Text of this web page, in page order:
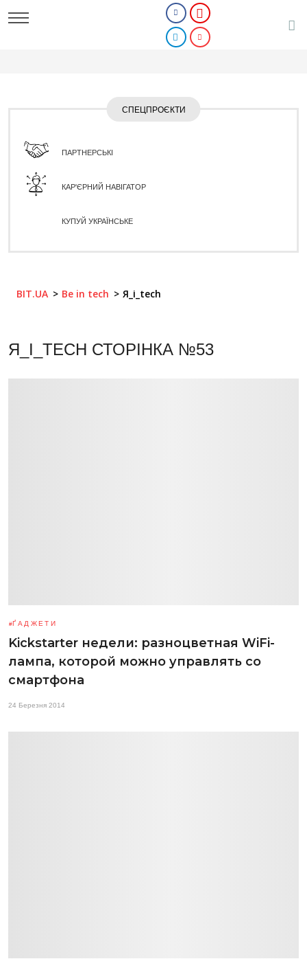
СПЕЦПРОЄКТИ
ПАРТНЕРСЬКІ
КАР'ЄРНИЙ НАВІГАТОР
КУПУЙ УКРАЇНСЬКЕ
BIT.UA Be in tech Я_і_tech
Я_І_TECH СТОРІНКА №53
ҐАДЖЕТИ
Kickstarter недели: разноцветная WiFi-
лампа, которой можно управлять со
смартфона
24 Березня 2014